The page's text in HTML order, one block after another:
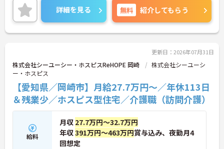
続休暇で支援金が支給される独自の制度や、美容皮
膚科などの割引が受けられる福利厚生も充実してい
ます。ホスピスケアが初めてでも、充実した入社時
研修と資格取得支援制度を活用し、専門性を高めな
す。ご入居者さまの生きる喜びに寄り添いながらチ
ームで協力しながらより良いケアを提供したい方に
ぴったりの環境です。
★おすすめPOINT★
【「看取り・難病ケアのプロ」として成長できる環
境が整っています】
・がん末期・神経難病の方に特化したホスピス型住
宅ならではの専門的なスキルを、日常業務の中で習
得することができます
・入社時は先輩スタッフの同行訪問からスタートす
詳細を見る 無料 紹介してもらう
更新日：2026年07月31日
株式会社シーユーシー・ホスピスReHOPE 岡崎
株式会社シーユーシ
ー・ホスピス
【愛知県／岡崎市】月給27.7万円～／年休113日
＆残業少／ホスピス型住宅／介護職（訪問介護）
給料
月収 27.7万円～32.7万円
年収391万円～463万円賞与込み、夜勤月4
回想定